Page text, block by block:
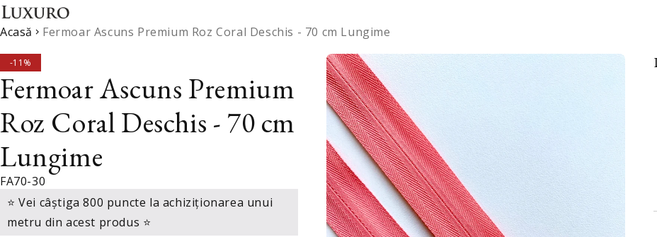
Sari la conținut
Treci la bara laterală
Salt pentru a vinde produse
Peliculizat Creponat
Bleumarin
Satin Lichid Fix Cafeniu
Dantela Couture Argintie
pe Tulle Nude cu Model
Geometric, cu Perle,
Margele si Paiete
Tafta Fixa cu Sclipici
Acasă Fermoar Ascuns Premium Roz Coral Deschis - 70 cm Lungime
SALE
-11%
Fermoar Ascuns Premium
Roz Coral Deschis - 70 cm
Lungime
FA70-30
⭐ Vei câștiga 800 puncte la achiziționarea unui
metru din acest produs ⭐